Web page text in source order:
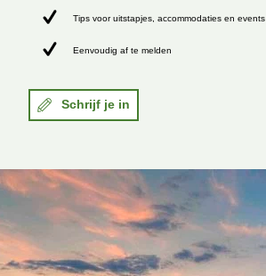
Tips voor uitstapjes, accommodaties en events
Eenvoudig af te melden
Schrijf je in